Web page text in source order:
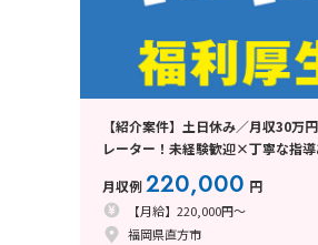
【紹介案件】土日休み／月収30万
レーター！未経験歓迎×丁寧な指導
月収例220,000 円
【月給】220,000円～
福岡県直方市